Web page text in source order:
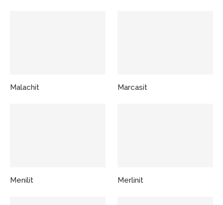
Malachit Marcasit
Menilit Merlinit